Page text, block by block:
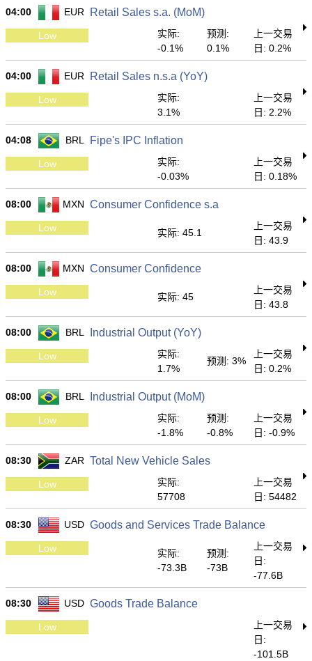
04:00 EUR Retail Sales s.a. (MoM)
Low
实际:
-0.1%
预测:
0.1%
上一交易
日: 0.2%
04:00 EUR Retail Sales n.s.a (YoY)
Low
实际:
3.1%
上一交易
日: 2.2%
04:08 BRL Fipe's IPC Inflation
Low
实际:
-0.03%
上一交易
日: 0.18%
08:00 MXN Consumer Confidence s.a
Low 实际: 45.1
上一交易
日: 43.9
08:00 MXN Consumer Confidence
Low 实际: 45
上一交易
日: 43.8
08:00 BRL Industrial Output (YoY)
Low
实际:
1.7%
预测: 3%
上一交易
日: 0.2%
08:00 BRL Industrial Output (MoM)
Low
实际:
-1.8%
预测:
-0.8%
上一交易
日: -0.9%
08:30 ZAR Total New Vehicle Sales
Low
实际:
57708
上一交易
日: 54482
08:30 USD Goods and Services Trade Balance
Low
实际:
-73.3B
预测:
-73B
上一交易
日:
-77.6B
08:30 USD Goods Trade Balance
Low
上一交易
日:
-101.5B